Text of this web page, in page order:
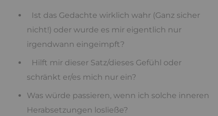
Ist das Gedachte wirklich wahr (Ganz sicher
nicht!) oder wurde es mir eigentlich nur
irgendwann eingeimpft?
Hilft mir dieser Satz/dieses Gefühl oder
schränkt er/es mich nur ein?
Was würde passieren, wenn ich solche inneren
Herabsetzungen losließe?